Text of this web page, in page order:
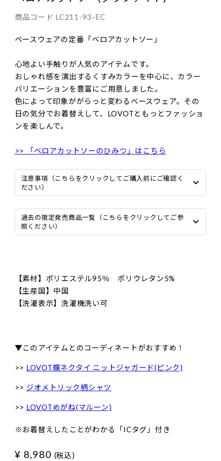
商品コード LC211-93-EC
ベースウェアの定番「ベロアカットソー」
心地よい手触りが人気のアイテムです。
おしゃれ感を演出するくすみカラーを中心に、カラー
バリエーションを豊富にご用意しました。
色によって印象ががらっと変わるベースウェア。その
日の気分でお着替えして、LOVOTともっとファッショ
ンを楽しんで。
>> 「ベロアカットソーのひみつ」はこちら
注意事項（こちらをクリックしてご購入前にご確認く
ださい）
過去の限定発売商品一覧（こちらをクリックしてご参
照ください）
【素材】ポリエステル95％ ポリウレタン5%
【生産国】中国
【洗濯表示】洗濯機洗い可
▼このアイテムとのコーディネートがおすすめ！
>> LOVOT蝶ネクタイ ニットジャガード(ピンク)
>> ジオメトリック柄シャツ
>> LOVOTめがね(マルーン)
※お着替えしたことがわかる「ICタグ」付き
¥ 8,980 (税込)